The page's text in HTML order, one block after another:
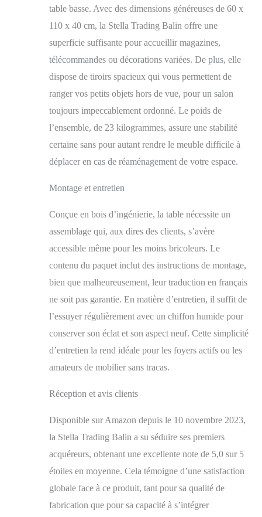
table de salon est
monter grâce aux
instructions détaillées
et convient donc aux
de montage est inclus.
Dimensions (l x H x P)
: 110 x 40 x 60 cm.
STELLA TRADING
Le mobilier est notre
passion. Nous sommes
supérieure et c'est la
fournisseurs
soigneusement
renommés.
table basse. Avec des dimensions généreuses de 60 x
110 x 40 cm, la Stella Trading Balin offre une
superficie suffisante pour accueillir magazines,
télécommandes ou décorations variées. De plus, elle
dispose de tiroirs spacieux qui vous permettent de
ranger vos petits objets hors de vue, pour un salon
toujours impeccablement ordonné. Le poids de
l’ensemble, de 23 kilogrammes, assure une stabilité
certaine sans pour autant rendre le meuble difficile à
déplacer en cas de réaménagement de votre espace.
Montage et entretien
Conçue en bois d’ingénierie, la table nécessite un
assemblage qui, aux dires des clients, s’avère
accessible même pour les moins bricoleurs. Le
contenu du paquet inclut des instructions de montage,
bien que malheureusement, leur traduction en français
ne soit pas garantie. En matière d’entretien, il suffit de
l’essuyer régulièrement avec un chiffon humide pour
conserver son éclat et son aspect neuf. Cette simplicité
d’entretien la rend idéale pour les foyers actifs ou les
amateurs de mobilier sans tracas.
Réception et avis clients
Disponible sur Amazon depuis le 10 novembre 2023,
la Stella Trading Balin a su séduire ses premiers
acquéreurs, obtenant une excellente note de 5,0 sur 5
étoiles en moyenne. Cela témoigne d’une satisfaction
globale face à ce produit, tant pour sa qualité de
fabrication que pour sa capacité à s’intégrer